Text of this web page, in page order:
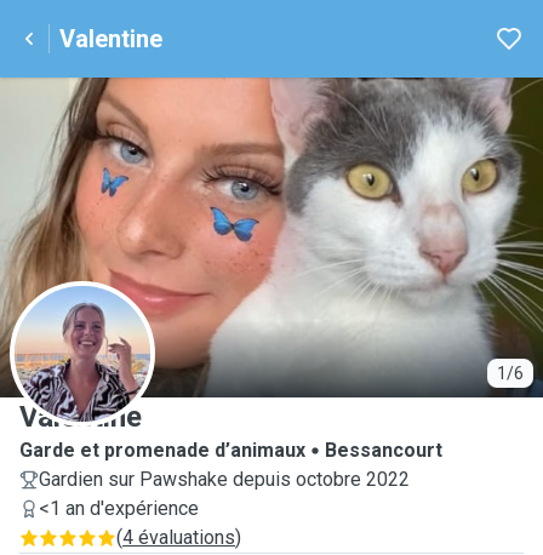
Valentine
1/6
V
Valentine
Garde et promenade d’animaux
Bessancourt
Gardien sur Pawshake depuis octobre 2022
<1 an d'expérience
(4 évaluations)